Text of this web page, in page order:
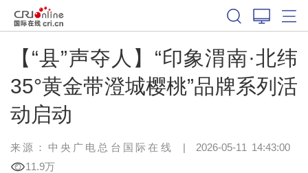
【“县”声夺人】“印象渭南·北纬
35°黄金带澄城樱桃”品牌系列活
动启动
来源：中央广电总台国际在线 | 2026-05-11 14:43:00
11.9万